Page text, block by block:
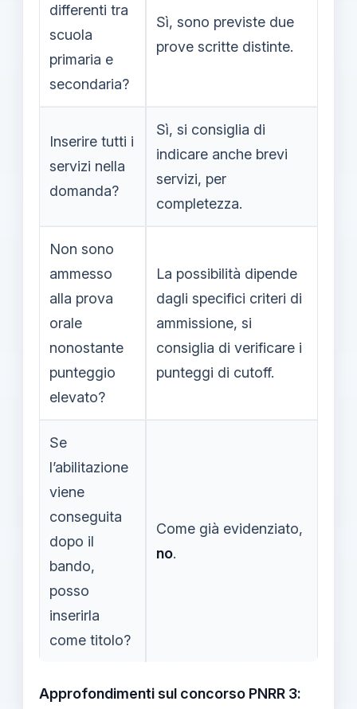
differenti tra
scuola
primaria e
secondaria?
Sì, sono previste due
prove scritte distinte.
Inserire tutti i
servizi nella
domanda?
Sì, si consiglia di
indicare anche brevi
servizi, per
completezza.
Non sono
ammesso
alla prova
orale
nonostante
punteggio
elevato?
La possibilità dipende
dagli specifici criteri di
ammissione, si
consiglia di verificare i
punteggi di cutoff.
Se
l’abilitazione
viene
conseguita
dopo il
bando,
posso
inserirla
come titolo?
Come già evidenziato,
no.
Approfondimenti sul concorso PNRR 3: